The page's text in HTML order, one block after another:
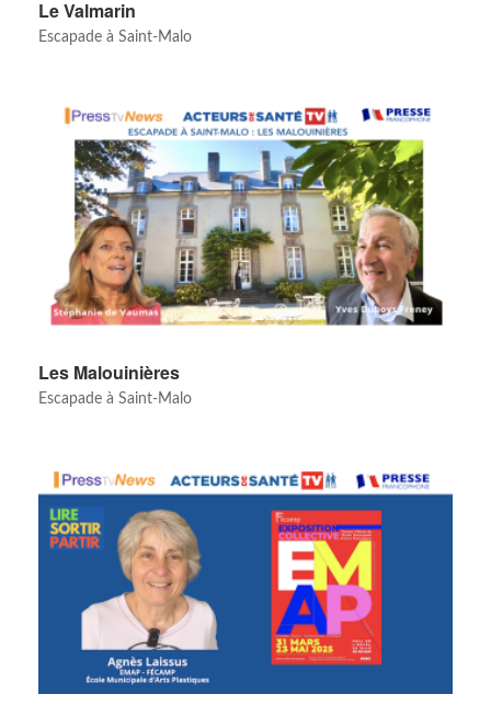
Le Valmarin
Escapade à Saint-Malo
Les Malouinières
Escapade à Saint-Malo